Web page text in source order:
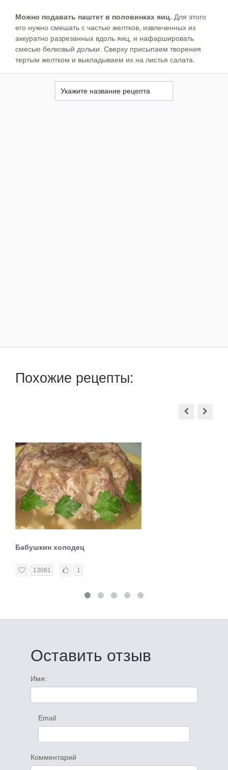
Можно подавать паштет в половинках яиц. Для этого
его нужно смешать с частью желтков, извлеченных из
аккуратно разрезанных вдоль яиц, и нафаршировать
смесью белковый дольки. Сверху присыпаем творения
тертым желтком и выкладываем их на листья салата.
Похожие рецепты:
Бабушкин холодец
13081 1
Оставить отзыв
Имя:
Email
Комментарий